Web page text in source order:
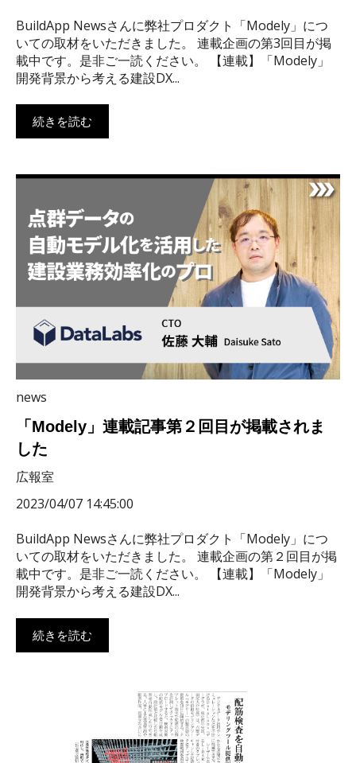
BuildApp Newsさんに弊社プロダクト「Modely」につ
いての取材をいただきました。 連載企画の第3回目が掲
載中です。是非ご一読ください。 【連載】「Modely」
開発背景から考える建設DX...
続きを読む
news
「Modely」連載記事第２回目が掲載されま
した
広報室
2023/04/07 14:45:00
BuildApp Newsさんに弊社プロダクト「Modely」につ
いての取材をいただきました。 連載企画の第２回目が掲
載中です。是非ご一読ください。 【連載】「Modely」
開発背景から考える建設DX...
続きを読む